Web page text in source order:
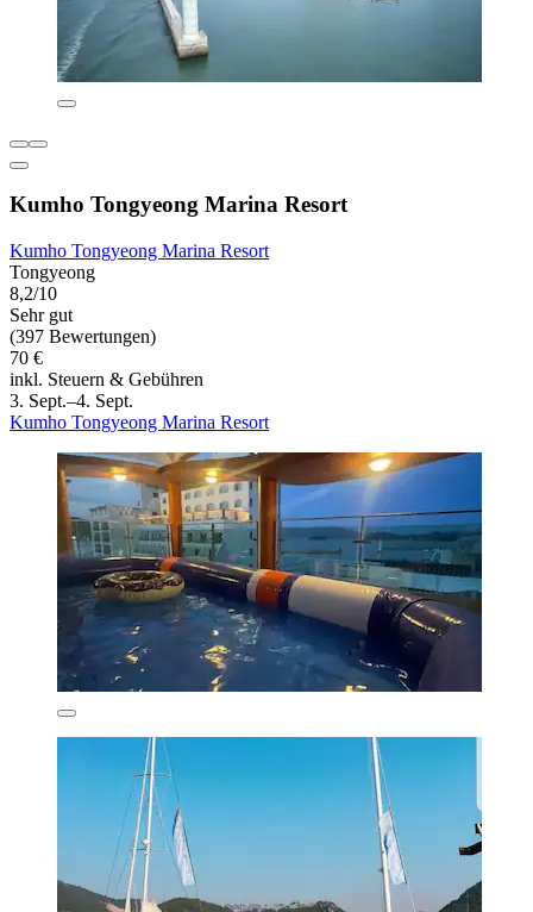
Kumho Tongyeong Marina Resort
Kumho Tongyeong Marina Resort
Tongyeong
8,2/10
Sehr gut
(397 Bewertungen)
70 €
inkl. Steuern & Gebühren
3. Sept.–4. Sept.
Kumho Tongyeong Marina Resort